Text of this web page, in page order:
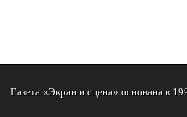
Газета «Экран и сцена» основана в